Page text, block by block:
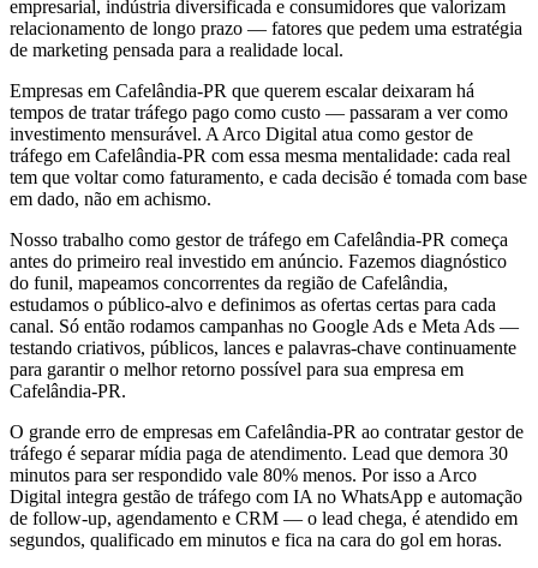
empresarial, indústria diversificada e consumidores que valorizam
relacionamento de longo prazo — fatores que pedem uma estratégia
de marketing pensada para a realidade local.
Empresas em Cafelândia-PR que querem escalar deixaram há
tempos de tratar tráfego pago como custo — passaram a ver como
investimento mensurável. A Arco Digital atua como gestor de
tráfego em Cafelândia-PR com essa mesma mentalidade: cada real
tem que voltar como faturamento, e cada decisão é tomada com base
em dado, não em achismo.
Nosso trabalho como gestor de tráfego em Cafelândia-PR começa
antes do primeiro real investido em anúncio. Fazemos diagnóstico
do funil, mapeamos concorrentes da região de Cafelândia,
estudamos o público-alvo e definimos as ofertas certas para cada
canal. Só então rodamos campanhas no Google Ads e Meta Ads —
testando criativos, públicos, lances e palavras-chave continuamente
para garantir o melhor retorno possível para sua empresa em
Cafelândia-PR.
O grande erro de empresas em Cafelândia-PR ao contratar gestor de
tráfego é separar mídia paga de atendimento. Lead que demora 30
minutos para ser respondido vale 80% menos. Por isso a Arco
Digital integra gestão de tráfego com IA no WhatsApp e automação
de follow-up, agendamento e CRM — o lead chega, é atendido em
segundos, qualificado em minutos e fica na cara do gol em horas.